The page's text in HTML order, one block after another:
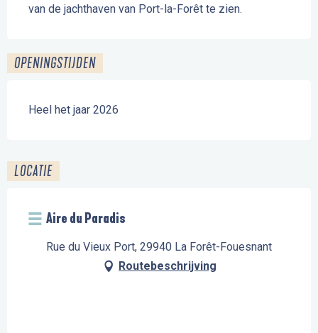
van de jachthaven van Port-la-Forêt te zien.
OPENINGSTIJDEN
Heel het jaar 2026
LOCATIE
Aire du Paradis
Rue du Vieux Port, 29940 La Forêt-Fouesnant
Routebeschrijving